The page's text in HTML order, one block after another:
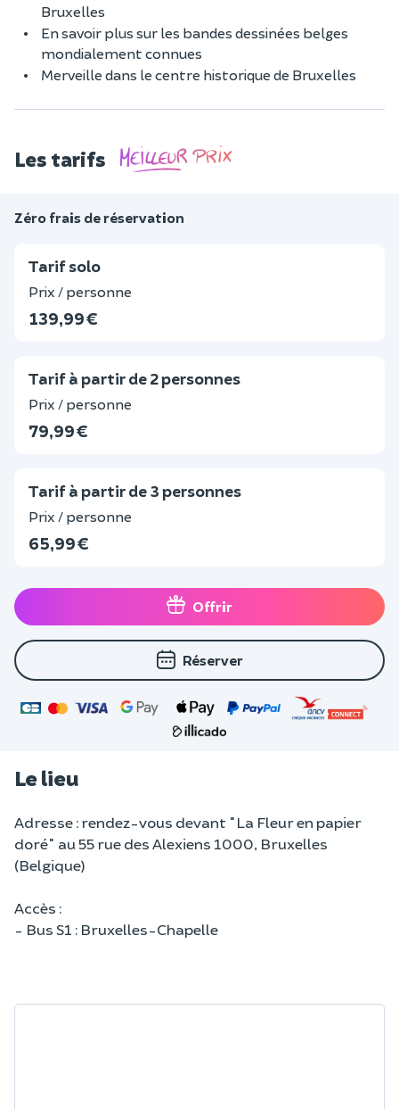
Bruxelles
En savoir plus sur les bandes dessinées belges
mondialement connues
Merveille dans le centre historique de Bruxelles
Les tarifs
Zéro frais de réservation
Tarif solo
Prix / personne
139,99 €
Tarif à partir de 2 personnes
Prix / personne
79,99 €
Tarif à partir de 3 personnes
Prix / personne
65,99 €
Offrir
Réserver
Le lieu
Adresse : rendez-vous devant "La Fleur en papier
doré" au 55 rue des Alexiens 1000, Bruxelles
(Belgique)
Accès :
- Bus S1 : Bruxelles-Chapelle